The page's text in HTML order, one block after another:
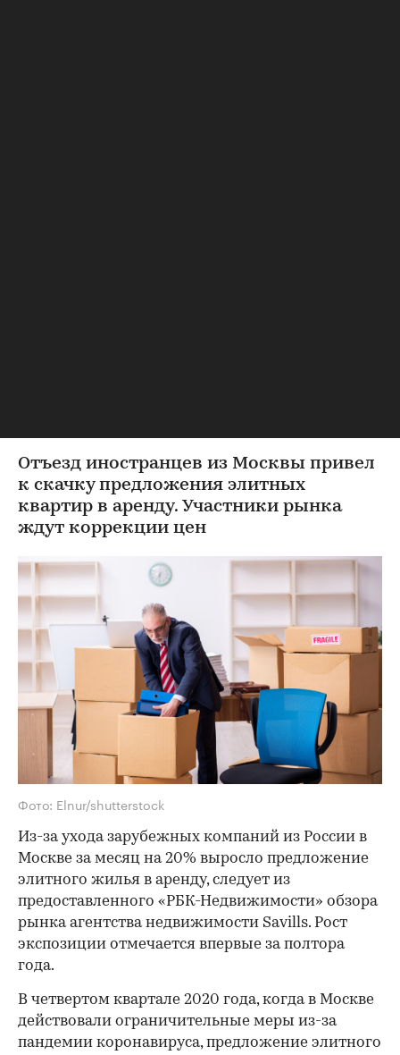
Отъезд иностранцев из Москвы привел
к скачку предложения элитных
квартир в аренду. Участники рынка
ждут коррекции цен
Фото: Elnur/shutterstock
Из-за ухода зарубежных компаний из России в
Москве за месяц на 20% выросло предложение
элитного жилья в аренду, следует из
предоставленного «РБК-Недвижимости» обзора
рынка агентства недвижимости Savills. Рост
экспозиции отмечается впервые за полтора
года.
В четвертом квартале 2020 года, когда в Москве
действовали ограничительные меры из-за
пандемии коронавируса, предложение элитного